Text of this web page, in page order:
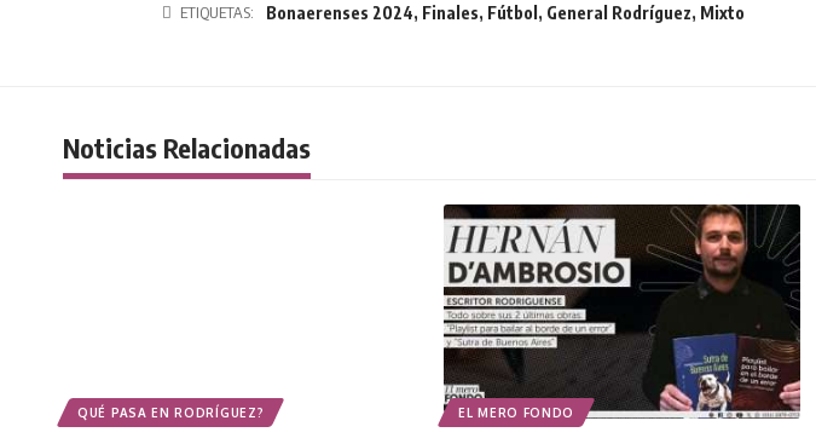
ETIQUETAS: Bonaerenses 2024, Finales, Fútbol , General Rodríguez, Mixto
Noticias Relacionadas
QUÉ PASA EN RODRÍGUEZ? EL MERO FONDO